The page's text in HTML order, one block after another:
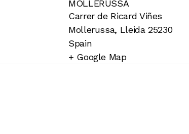
MOLLERUSSA
Carrer de Ricard Viñes
Mollerussa, Lleida 25230
Spain
+ Google Map